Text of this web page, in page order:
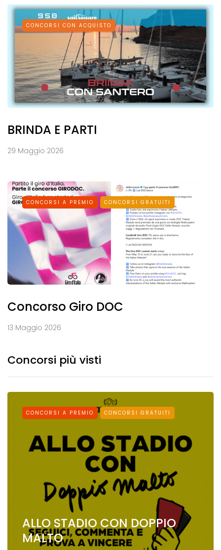
CONCORSI CON ACQUISTO
BRINDA E PARTI
29 Maggio 2026
CONCORSI A PREMIO CONCORSI GRATUITI
Concorso Giro DOC
13 Maggio 2026
Concorsi più visti
CONCORSI A PREMIO CONCORSI GRATUITI
ALLO STADIO CON DOPPIO
MALTO